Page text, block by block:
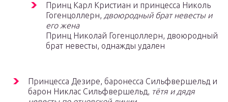
Принц Карл Кристиан и принцесса Николь
Гогенцоллерн, двоюродный брат невесты и
его жена
Принц Николай Гогенцоллерн, двоюродный
брат невесты, однажды удален
Принцесса Дезире, баронесса Сильфвершельд и
барон Никлас Сильфвершельд, тётя и дядя